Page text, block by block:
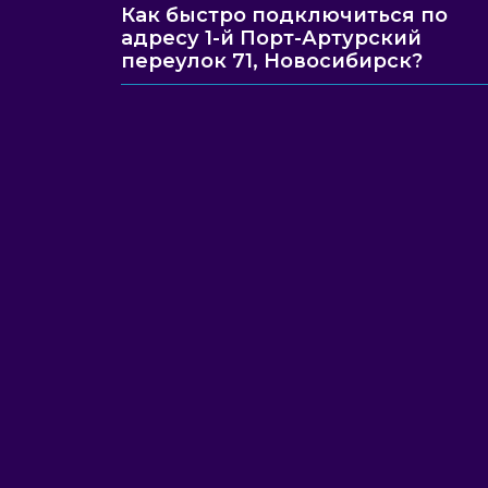
Как быстро подключиться по
адресу 1-й Порт-Артурский
переулок 71, Новосибирск?